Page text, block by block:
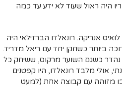
היה ראול שעוד לא ידע עד כמה
אנריקה. רונאלדו הברזילאי היה
ביותר כשחקן יחד עם ריאל מדריד.
נהדר כשגם השוער מרקוס, ששיחק כל
אולי מלבד רונאלדו, היו קפטנים
מזוהה עם קבוצה אחת (למעט